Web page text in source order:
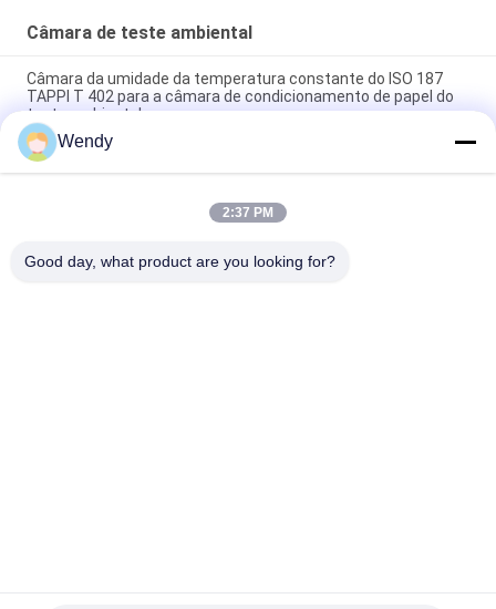
Câmara de teste ambiental
Câmara da umidade da temperatura constante do ISO 187
TAPPI T 402 para a câmara de condicionamento de papel do
teste ambiental
NSS composto seco e molhado Aass Cass da câmara 60L
120L do teste de corrosão do pulverizador de sal
Câmara Desktop do teste da umidade da temperatura,
Wendy
2:37 PM
Good day, what product are you looking for?